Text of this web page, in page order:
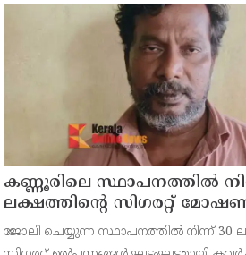
എം.കെ.കേശവനാ(74)ണ് മരിച്ചത്.
കണ്ണൂരിലെ സ്ഥാപനത്തിൽ
ലക്ഷത്തിന്റെ സിഗരറ്റ്
സ്വദേശിയായ സെയിൽസ്മാൻ
തെങ്കാശിയിൽ പിടിയിൽ
ജോലി ചെയ്യുന്ന സ്ഥാപനത്തിൽ നിന്ന് 30